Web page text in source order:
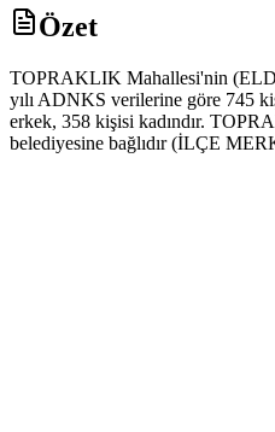
Özet
TOPRAKLIK Mahallesi'nin
yılı ADNKS verilerine göre 745
erkek, 358 kişisi kadındır.
belediyesine bağlıdır (İLÇE